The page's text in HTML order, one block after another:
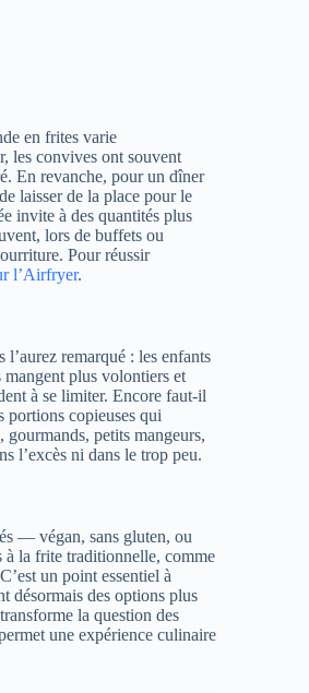
en frites varie
les convives ont souvent
En revanche, pour un dîner
laisser de la place pour le
invite à des quantités plus
lors de buffets ou
Pour réussir
l’Airfryer.
remarqué : les enfants
mangent plus volontiers et
à se limiter. Encore faut-il
portions copieuses qui
petits mangeurs,
l’excès ni dans le trop peu.
— végan, sans gluten, ou
à la frite traditionnelle, comme
un point essentiel à
désormais des options plus
la question des
une expérience culinaire